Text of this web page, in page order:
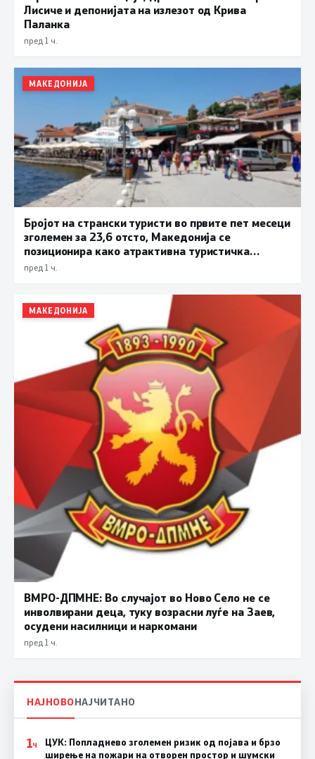
Лисиче и депонијата на излезот од Крива
Паланка
пред 1 ч.
МАКЕДОНИЈА
Бројот на странски туристи во првите пет месеци
зголемен за 23,6 отсто, Македонија се
позиционира како атрактивна туристичка
дестинација
пред 1 ч.
МАКЕДОНИЈА
ВМРО-ДПМНЕ: Во случајот во Ново Село не се
инволвирани деца, туку возрасни луѓе на Заев,
осудени насилници и наркомани
пред 1 ч.
НАЈНОВОНАЈЧИТАНО
1Ч
ЦУК: Попладнево зголемен ризик од појава и брзо
ширење на пожари на отворен простор и шумски